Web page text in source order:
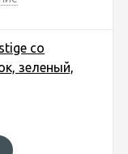
со
зеленый,